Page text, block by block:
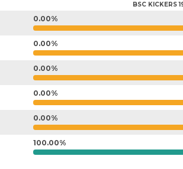
BSC KICKERS
0.00%
0.00%
0.00%
0.00%
0.00%
100.00%